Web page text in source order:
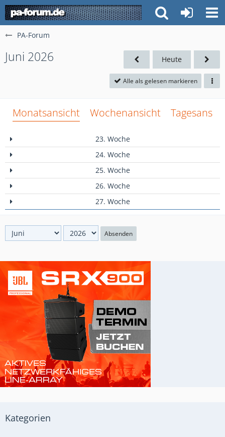
PA-Forum
Juni 2026 Heute
Alle als gelesen markieren
Monatsansicht Wochenansicht
23. Woche
24. Woche
25. Woche
26. Woche
27. Woche
Absenden
Kategorien